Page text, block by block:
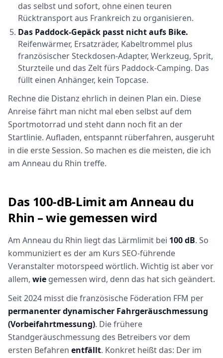
das selbst und sofort, ohne einen teuren
Rücktransport aus Frankreich zu organisieren.
Das Paddock-Gepäck passt nicht aufs Bike.
Reifenwärmer, Ersatzräder, Kabeltrommel plus
französischer Steckdosen-Adapter, Werkzeug, Sprit,
Sturzteile und das Zelt fürs Paddock-Camping. Das
füllt einen Anhänger, kein Topcase.
Rechne die Distanz ehrlich in deinen Plan ein. Diese
Anreise fährt man nicht mal eben selbst auf dem
Sportmotorrad und steht dann noch fit an der
Startlinie. Aufladen, entspannt rüberfahren, ausgeruht
in die erste Session. So machen es die meisten, die ich
am Anneau du Rhin treffe.
Das 100-dB-Limit am Anneau du
Rhin – wie gemessen wird
Am Anneau du Rhin liegt das Lärmlimit bei 100 dB. So
kommuniziert es der am Kurs SEO-führende
Veranstalter motorspeed wörtlich. Wichtig ist aber vor
allem, wie gemessen wird, denn das hat sich geändert.
Seit 2024 misst die französische Föderation FFM per
permanenter dynamischer Fahrgeräuschmessung
(Vorbeifahrtmessung). Die frühere
Standgeräuschmessung des Betreibers vor dem
ersten Befahren entfällt. Konkret heißt das: Der im